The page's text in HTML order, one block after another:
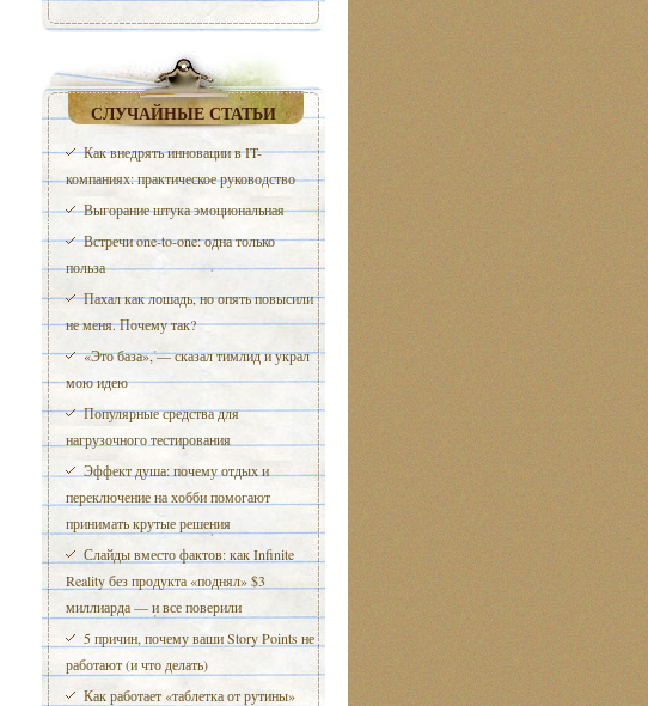
СЛУЧАЙНЫЕ СТАТЬИ
Как внедрять инновации в IT-
компаниях: практическое руководство
Выгорание штука эмоциональная
Встречи one-to-one: одна только
польза
Пахал как лошадь, но опять повысили
не меня. Почему так?
«Это база», — сказал тимлид и украл
мою идею
Популярные средства для
нагрузочного тестирования
Эффект душа: почему отдых и
переключение на хобби помогают
принимать крутые решения
Слайды вместо фактов: как Infinite
Reality без продукта «поднял» $3
миллиарда — и все поверили
5 причин, почему ваши Story Points не
работают (и что делать)
Как работает «таблетка от рутины»